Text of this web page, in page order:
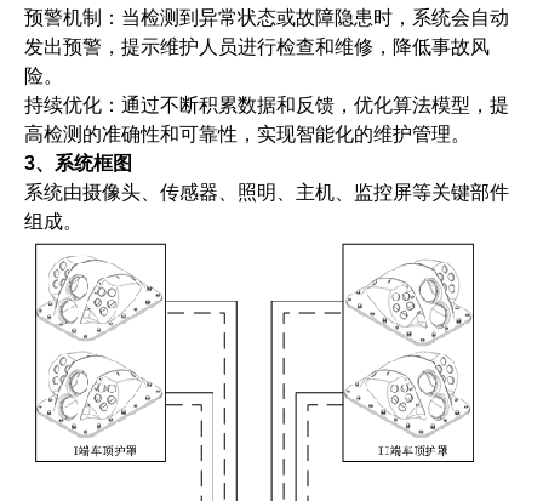
预警机制：当检测到异常状态或故障隐患时，系统会自动
发出预警，提示维护人员进行检查和维修，降低事故风
险。
持续优化：通过不断积累数据和反馈，优化算法模型，提
高检测的准确性和可靠性，实现智能化的维护管理。
3、系统框图
系统由摄像头、传感器、照明、主机、监控屏等关键部件
组成。